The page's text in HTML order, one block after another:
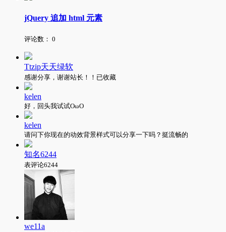
jQuery 追加 html 元素
评论数： 0
Ttzip天天绿软
感谢分享，谢谢站长！！已收藏
kelen
好，回头我试试OωO
kelen
请问下你现在的动效背景样式可以分享一下吗？挺流畅的
知名6244
表评论6244
we11a